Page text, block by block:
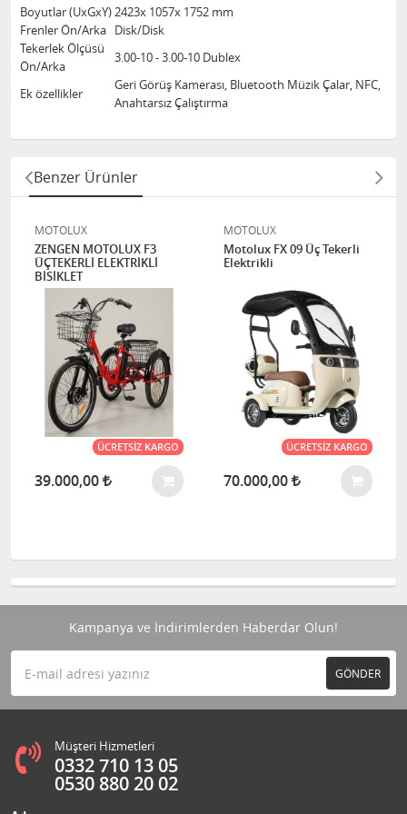
Boyutlar (UxGxY)2423x 1057x 1752 mm
Frenler Ön/Arka Disk/Disk
Tekerlek Ölçüsü
Ön/Arka
3.00-10 - 3.00-10 Dublex
Ek özellikler
Geri Görüş Kamerası, Bluetooth Müzik Çalar, NFC,
Anahtarsız Çalıştırma
Benzer Ürünler
MOTOLUX
ZENGEN MOTOLUX F3
ÜÇTEKERLİ ELEKTRİKLİ
BİSİKLET
ÜCRETSIZ KARGO
39.000,00
MOTOLUX
Motolux FX 09 Üç Tekerli
Elektrikli
ÜCRETSIZ KARGO
70.000,00
Kampanya ve İndirimlerden Haberdar Olun!
GÖNDER
Müşteri Hizmetleri
0332 710 13 05
0530 880 20 02